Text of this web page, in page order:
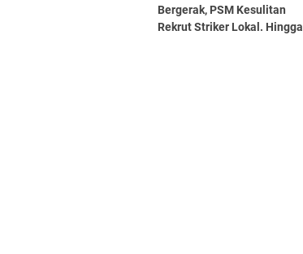
Bergerak, PSM Kesulitan
Rekrut Striker Lokal. Hingga